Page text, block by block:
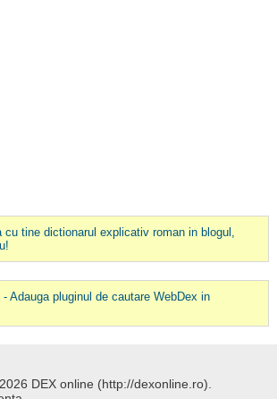
tine dictionarul explicativ roman in blogul,
- Adauga pluginul de cautare WebDex in
DEX online (http://dexonline.ro).